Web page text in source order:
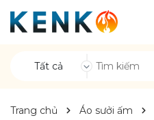
Tất cả
Trang chủ Áo sưởi ấm